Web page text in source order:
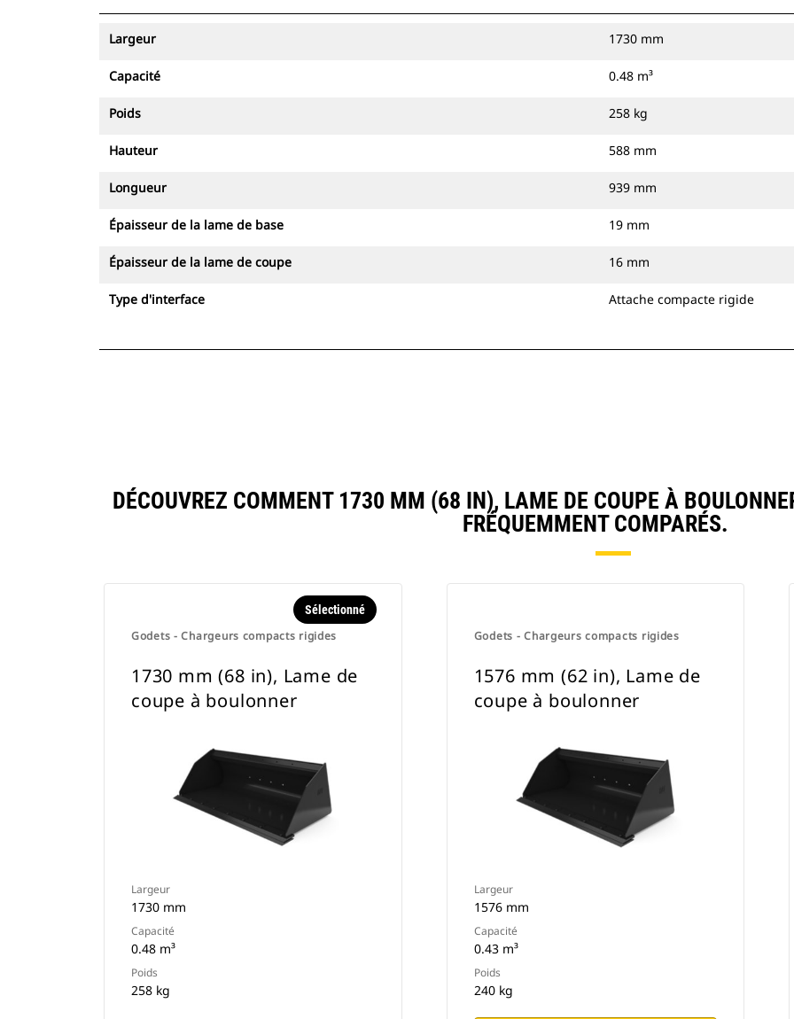
Largeur 1730 mm
Capacité 0.48 m³
Poids 258 kg
Hauteur 588 mm
Longueur 939 mm
Épaisseur de la lame de base 19 mm
Épaisseur de la lame de coupe 16 mm
Type d'interface Attache compacte rigide
DÉCOUVREZ COMMENT 1730 MM (68 IN), LAME DE COUPE À
FRÉQUEMMENT COMPARÉS.
Godets - Chargeurs compacts rigides
Sélectionné
1730 mm (68 in), Lame de
coupe à boulonner
Largeur
1730 mm
Capacité
0.48 m³
Poids
258 kg
Godets - Chargeurs compacts rigides
1576 mm (62 in), Lame de
coupe à boulonner
Largeur
1576 mm
Capacité
0.43 m³
Poids
240 kg